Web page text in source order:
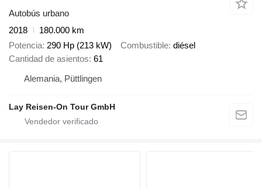
Autobús urbano
2018
180.000 km
Potencia 290 Hp (213 kW) Combustible diésel
Cantidad de asientos 61
Alemania, Püttlingen
Lay Reisen-On Tour GmbH